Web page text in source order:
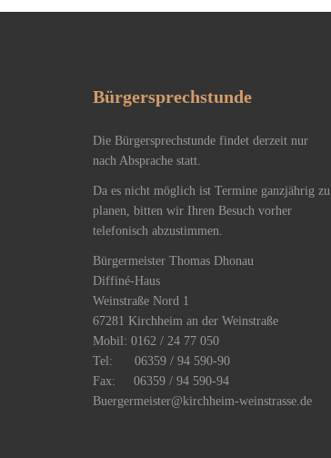
Bürgersprechstunde
Die Bürgersprechstunde findet derzeit nur
nach Absprache statt.
Da es nicht möglich ist Termine ganzjährig zu
planen, bitten wir Ihren Besuch vorher
telefonisch abzustimmen.
Bürgermeister Thomas Dhonau
Diffiné-Haus
​Weinstraße Nord 1
67281 Kirchheim an der Weinstraße
Mobil: 0162 / 24 77 050
Tel: 06359 / 94 590-90
Fax: 06359 / 94 590-94
Buergermeister@kirchheim-weinstrasse.de